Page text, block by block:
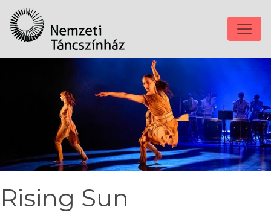
Rising Sun